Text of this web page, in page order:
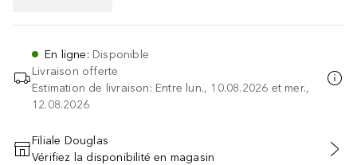
En ligne: Disponible
Livraison offerte
Estimation de livraison: Entre lun., 10.08.2026 et mer.,
12.08.2026
AJOUTER AU PANIER
Filiale Douglas
Vérifiez la disponibilité en magasin